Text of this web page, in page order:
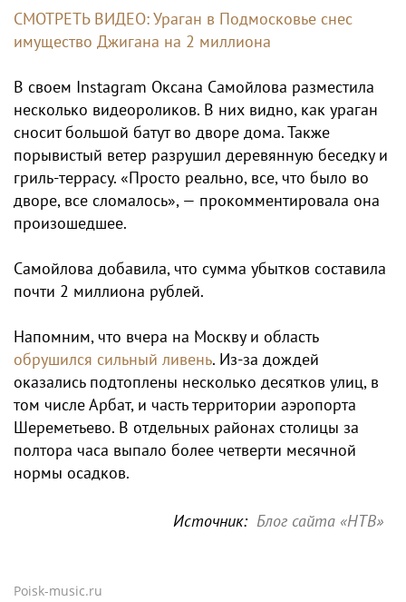
СМОТРЕТЬ ВИДЕО: Ураган в Подмосковье снес
имущество Джигана на 2 миллиона
В своем Instagram Оксана Самойлова разместила
несколько видеороликов. В них видно, как ураган
сносит большой батут во дворе дома. Также
порывистый ветер разрушил деревянную беседку и
гриль-террасу. «Просто реально, все, что было во
дворе, все сломалось», — прокомментировала она
произошедшее.
Самойлова добавила, что сумма убытков составила
почти 2 миллиона рублей.
Напомним, что вчера на Москву и область
обрушился сильный ливень. Из-за дождей
оказались подтоплены несколько десятков улиц, в
том числе Арбат, и часть территории аэропорта
Шереметьево. В отдельных районах столицы за
полтора часа выпало более четверти месячной
нормы осадков.
Источник: Блог сайта «НТВ»
Poisk-music.ru